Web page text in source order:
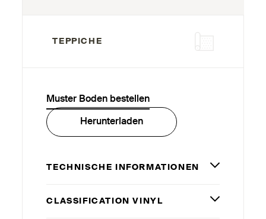
TEPPICHE
Muster Boden bestellen
Herunterladen
TECHNISCHE INFORMATIONEN
CLASSIFICATION VINYL